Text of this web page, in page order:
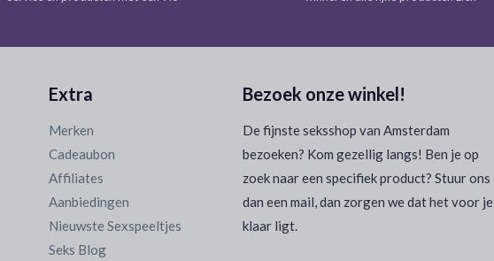
Extra
Merken
Cadeaubon
Affiliates
Aanbiedingen
Nieuwste Sexspeeltjes
Seks Blog
Bezoek onze winkel!
De fijnste seksshop van Amsterdam
bezoeken? Kom gezellig langs! Ben je op
zoek naar een specifiek product? Stuur ons
dan een mail, dan zorgen we dat het voor je
klaar ligt.